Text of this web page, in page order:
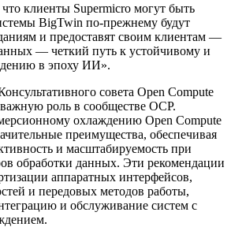
клиенты Supermicro могут быть
BigTwin по-прежнему будут
и предоставят своим клиентам —
— четкий путь к устойчивому и
в эпоху ИИ».
совета Open Compute
роль в сообществе OCP.
охлаждению Open Compute
преимущества, обеспечивая
и масштабируемость при
обработки данных. Эти рекомендации
аппаратных интерфейсов,
и передовых методов работы,
и обслуживание систем с